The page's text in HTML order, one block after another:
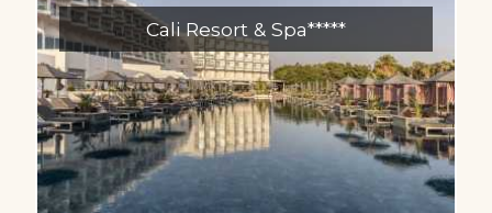
Cali Resort & Spa*****